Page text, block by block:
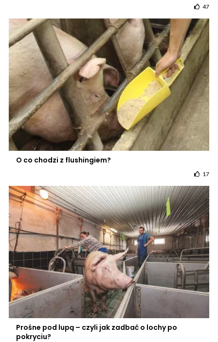
47
O co chodzi z flushingiem?
17
Prośne pod lupą – czyli jak zadbać o lochy po
pokryciu?